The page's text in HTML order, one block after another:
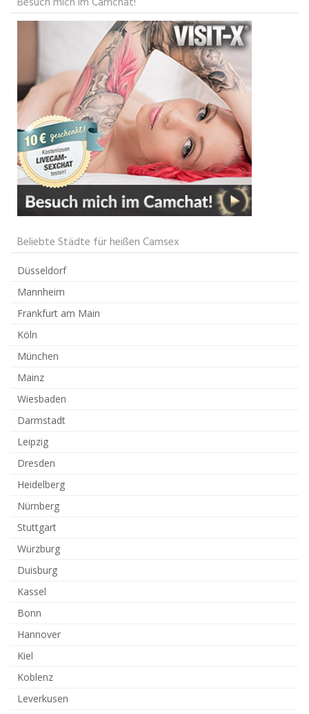
Beliebte Städte für heißen Camsex
Düsseldorf
Mannheim
Frankfurt am Main
Köln
München
Mainz
Wiesbaden
Darmstadt
Leipzig
Dresden
Heidelberg
Nürnberg
Stuttgart
Würzburg
Duisburg
Kassel
Bonn
Hannover
Kiel
Koblenz
Leverkusen